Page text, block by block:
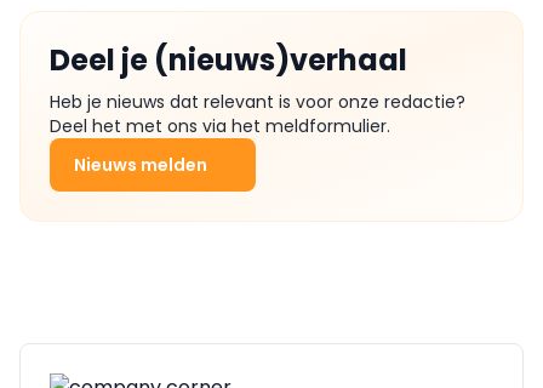
Deel je (nieuws)verhaal
Heb je nieuws dat relevant is voor onze redactie?
Deel het met ons via het meldformulier.
Nieuws melden